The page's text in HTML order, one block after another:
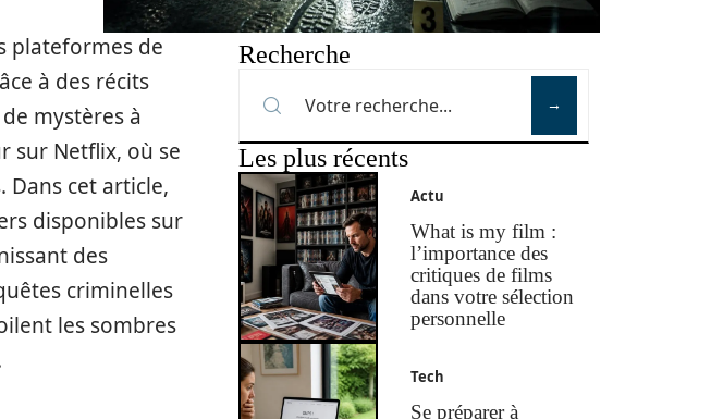
plateformes de
à des récits
mystères à
sur Netflix, où se
cet article,
disponibles sur
des
criminelles
les sombres
Recherche
Les plus récents
Actu
What is my film :
l’importance des
critiques de films
dans votre sélection
personnelle
Tech
Se préparer à